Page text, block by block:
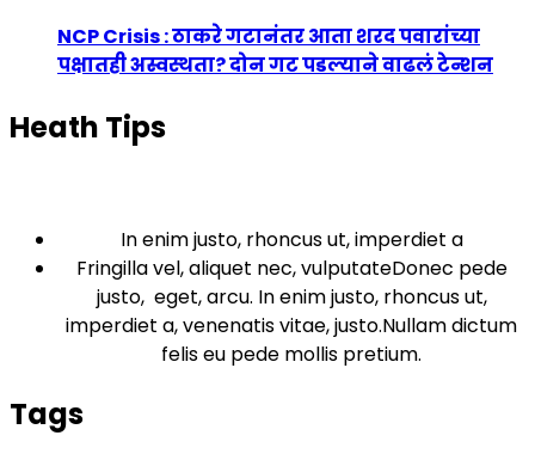
NCP Crisis : ठाकरे गटानंतर आता शरद पवारांच्या
पक्षातही अस्वस्थता? दोन गट पडल्याने वाढलं टेन्शन
Heath Tips
In enim justo, rhoncus ut, imperdiet a
Fringilla vel, aliquet nec, vulputateDonec pede
justo, eget, arcu. In enim justo, rhoncus ut,
imperdiet a, venenatis vitae, justo.Nullam dictum
felis eu pede mollis pretium.
Tags